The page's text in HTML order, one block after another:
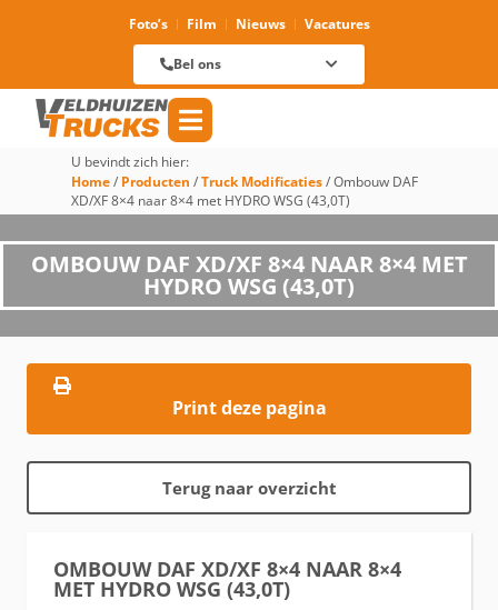
Foto’s Film Nieuws Vacatures
Bel ons
U bevindt zich hier:
Home/ Producten /Truck Modificaties/Ombouw DAF
XD/XF 8×4 naar 8×4 met HYDRO WSG (43,0T)
OMBOUW DAF XD/XF 8×4 NAAR 8×4 MET
HYDRO WSG (43,0T)
Print deze pagina
Terug naar overzicht
OMBOUW DAF XD/XF 8×4 NAAR 8×4
MET HYDRO WSG (43,0T)